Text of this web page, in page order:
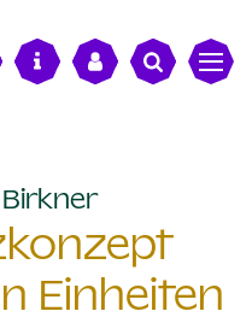
:
Einheiten